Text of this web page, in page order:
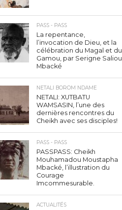
PASS - PASS
La repentance,
l’invocation de Dieu, et la
célébration du Magal et du
Gamou, par Serigne Saliou
Mbacké
NETALI BOROM NDAME
NETALI: XUTBATU
WAMSASIN, l’une des
dernières rencontres du
Cheikh avec ses disciples!
PASS - PASS
PASSPASS: Cheikh
Mouhamadou Moustapha
Mbacké, l’illustration du
Courage
Imcommesurable.
ACTUALITÉS